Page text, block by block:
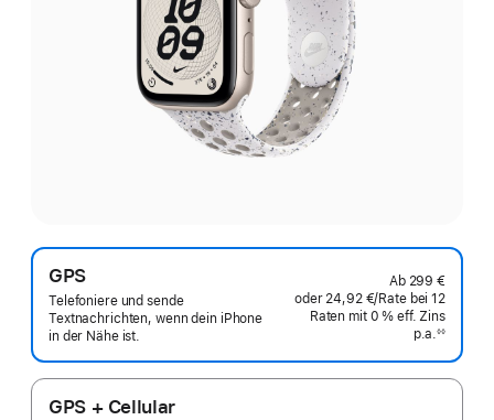
GPS
Telefoniere und sende
Textnachrichten, wenn dein iPhone
in der Nähe ist.
Ab 299 €
oder 24,92 €/Rate pro
Rate
bei 12
Raten Raten
mit 0 % eff. Zins
p.a.eff.
Zins p.a.
◊◊
GPS + Cellular